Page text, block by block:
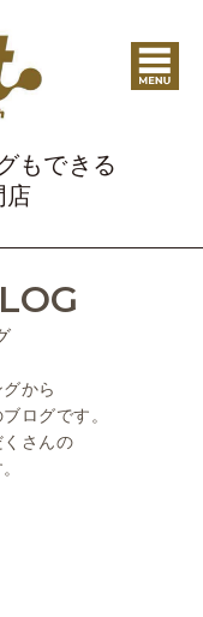
もできる
店
から
ログです。
さんの